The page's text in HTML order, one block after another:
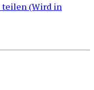
teilen (Wird in